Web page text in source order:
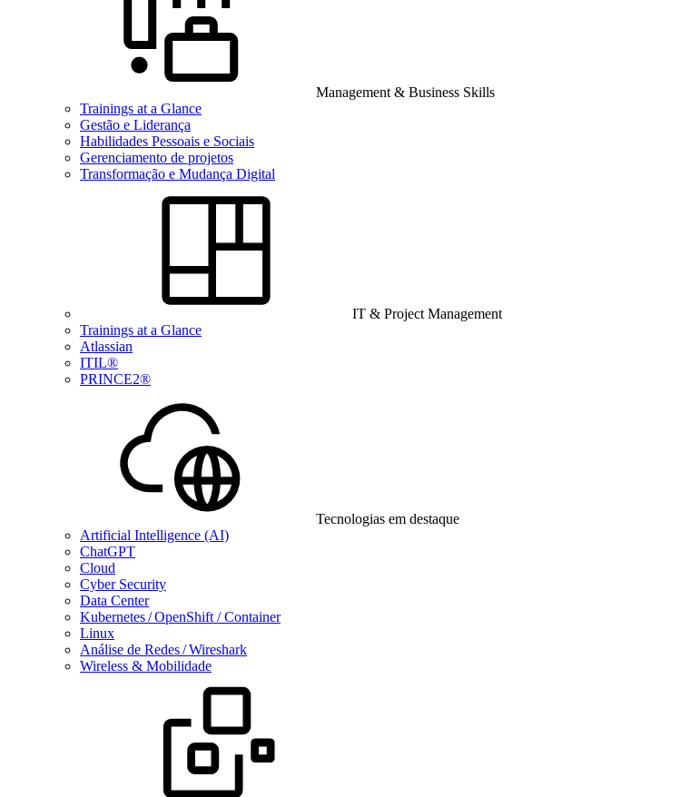
Management & Business Skills
Trainings at a Glance
Gestão e Liderança
Habilidades Pessoais e Sociais
Gerenciamento de projetos
Transformação e Mudança Digital
IT & Project Management
Trainings at a Glance
Atlassian
ITIL®
PRINCE2®
Tecnologias em destaque
Artificial Intelligence (AI)
ChatGPT
Cloud
Cyber Security
Data Center
Kubernetes / OpenShift / Container
Linux
Análise de Redes / Wireshark
Wireless & Mobilidade